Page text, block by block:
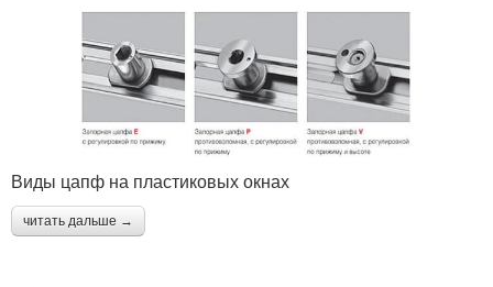
Виды цапф на пластиковых окнах
читать дальше →